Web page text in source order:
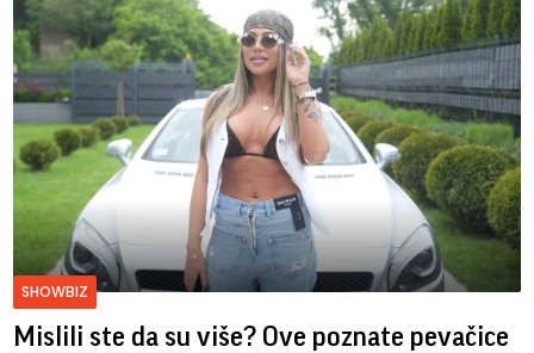
SHOWBIZ
Mislili ste da su više? Ove poznate pevačice